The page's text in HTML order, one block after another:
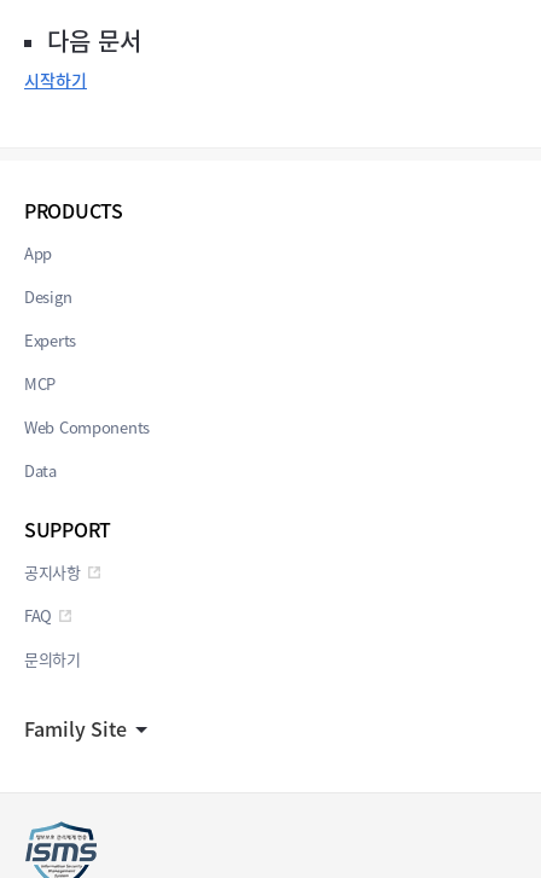
다음 문서
시작하기
Family Site
PRODUCTS
App
Design
Experts
MCP
Web Components
Data
SUPPORT
공지사항
FAQ
문의하기